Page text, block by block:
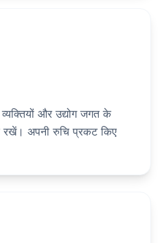
व्यक्तियों और उद्योग जगत के
अपनी रुचि प्रकट किए